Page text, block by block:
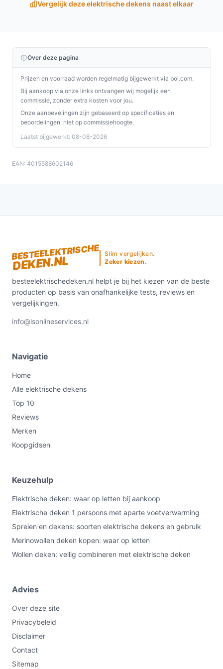
altijd het geval is bij concurrenten.
Conclusie
De Medisana HU 666 Warmteonderdeken is een
uitstekende keuze voor iedereen die op zoek is naar
materialen, biedt deze deken een ongeëvenaarde
slaapervaring. Maak je nachten warmer en aangenamer
met dit praktische product!
Ontdek alle specificaties en vergelijk prijzen op
past bij jouw behoeften!
Vergelijk deze elektrische dekens naast elkaar
Over deze pagina
Prijzen en voorraad worden regelmatig bijgewerkt via bol.com.
Bij aankoop via onze links ontvangen wij mogelijk een
commissie, zonder extra kosten voor jou.
Onze aanbevelingen zijn gebaseerd op specificaties en
beoordelingen, niet op commissiehoogte.
Laatst bijgewerkt: 08-08-2026
EAN: 4015588602146
BESTEELEKTRISCHE
DEKEN.NL
Slim vergelijken.
Zeker kiezen.
besteelektrischedeken.nl helpt je bij het kiezen van de beste
producten op basis van onafhankelijke tests, reviews en
vergelijkingen.
info@lsonlineservices.nl
Navigatie
Home
Alle elektrische dekens
Top 10
Reviews
Merken
Koopgidsen
Keuzehulp
Elektrische deken: waar op letten bij aankoop
Elektrische deken 1 persoons met aparte voetverwarming
Spreien en dekens: soorten elektrische dekens en gebruik
Merinowollen deken kopen: waar op letten
Wollen deken: veilig combineren met elektrische deken
Advies
Over deze site
Privacybeleid
Disclaimer
Contact
Sitemap